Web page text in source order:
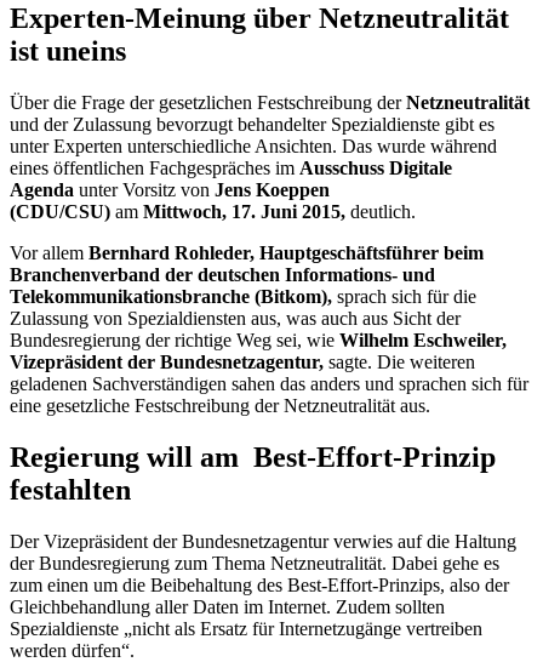
Experten-Meinung über Netzneutralität
ist uneins
Über die Frage der gesetzlichen Festschreibung derNetzneutralität
und der Zulassung bevorzugt behandelter Spezialdienste gibt es
unter Experten unterschiedliche Ansichten. Das wurde während
eines öffentlichen Fachgespräches im Ausschuss Digitale
Agenda unter Vorsitz von Jens Koeppen
(CDU/CSU) am Mittwoch, 17. Juni 2015, deutlich.
Vor allem Bernhard Rohleder, Hauptgeschäftsführer beim
Branchenverband der deutschen Informations- und
Telekommunikationsbranche (Bitkom), sprach sich für die
Zulassung von Spezialdiensten aus, was auch aus Sicht der
Bundesregierung der richtige Weg sei, wie Wilhelm Eschweiler,
Vizepräsident der Bundesnetzagentur, sagte. Die weiteren
geladenen Sachverständigen sahen das anders und sprachen sich für
eine gesetzliche Festschreibung der Netzneutralität aus.
Regierung will am Best-Effort-Prinzip
festahlten
Der Vizepräsident der Bundesnetzagentur verwies auf die Haltung
der Bundesregierung zum Thema Netzneutralität. Dabei gehe es
zum einen um die Beibehaltung des Best-Effort-Prinzips, also der
Gleichbehandlung aller Daten im Internet. Zudem sollten
Spezialdienste „nicht als Ersatz für Internetzugänge vertreiben
werden dürfen“.